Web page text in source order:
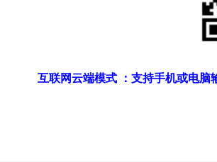
互联网云端模式 ：支持手机或电脑